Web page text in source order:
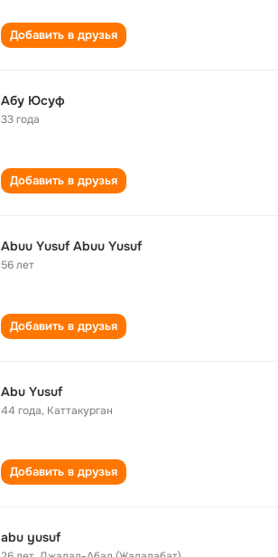
Добавить в друзья
Абу Юсуф
33 года
Добавить в друзья
Abuu Yusuf Abuu Yusuf
56 лет
Добавить в друзья
Abu Yusuf
44 года, Каттакурган
Добавить в друзья
abu yusuf